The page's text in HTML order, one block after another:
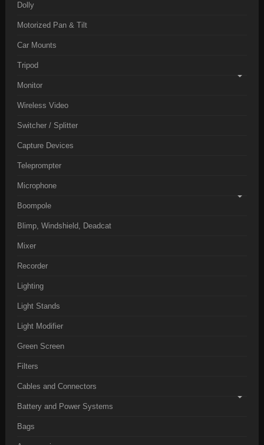
Dolly
Motorized Pan & Tilt
Car Mounts
Tripod
Monitor
Wireless Video
Switcher / Splitter
Capture Devices
Teleprompter
Microphone
Boompole
Blimp, Windshield, Deadcat
Mixer
Recorder
Lighting
Light Stands
Light Modifier
Green Screen
Filters
Cables and Connectors
Battery and Power Systems
Bags